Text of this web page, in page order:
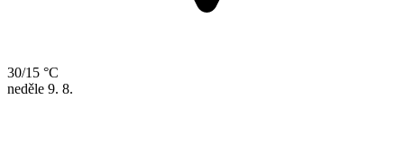
30/15 °C
neděle 9. 8.